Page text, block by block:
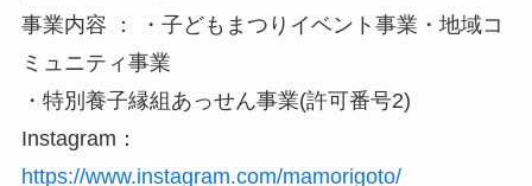
事業内容 ： ・子どもまつりイベント事業・地域コ
ミュニティ事業
・特別養子縁組あっせん事業(許可番号2)
Instagram：
https://www.instagram.com/mamorigoto/